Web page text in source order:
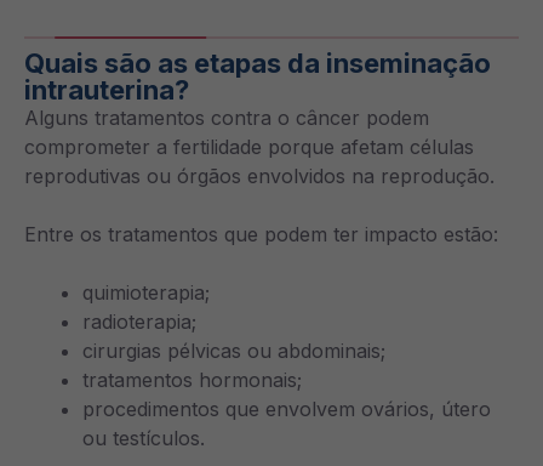
Quais são as etapas da inseminação
intrauterina?
Alguns tratamentos contra o câncer podem
comprometer a fertilidade porque afetam células
reprodutivas ou órgãos envolvidos na reprodução.
Entre os tratamentos que podem ter impacto estão:
quimioterapia;
radioterapia;
cirurgias pélvicas ou abdominais;
tratamentos hormonais;
procedimentos que envolvem ovários, útero
ou testículos.